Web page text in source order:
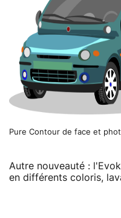
Pure Contour de face et
Autre nouveauté :
en différents coloris,